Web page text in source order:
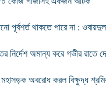
পূর্বশর্ত থাকতে পারে না :
নির্দেশ অমান্য করে গভীর রাতে
অবরোধ করল বিক্ষুদ্ধ